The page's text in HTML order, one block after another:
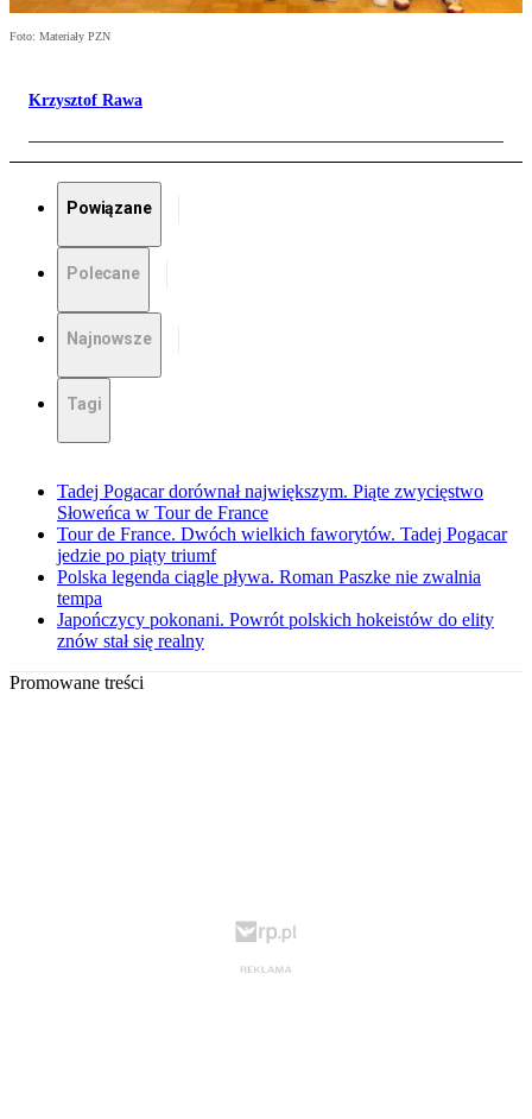
Foto: Materiały PZN
Krzysztof Rawa
Powiązane
Polecane
Najnowsze
Tagi
Tadej Pogacar dorównał największym. Piąte zwycięstwo
Słoweńca w Tour de France
Tour de France. Dwóch wielkich faworytów. Tadej Pogacar
jedzie po piąty triumf
Polska legenda ciągle pływa. Roman Paszke nie zwalnia
tempa
Japończycy pokonani. Powrót polskich hokeistów do elity
znów stał się realny
Promowane treści